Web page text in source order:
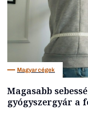
Magyar cégek
Magasabb
gyógyszergyár a